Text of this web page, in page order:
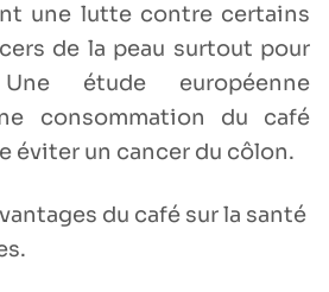
une lutte contre certains
de la peau surtout pour
étude européenne
consommation du café
éviter un cancer du côlon.
du café sur la santé